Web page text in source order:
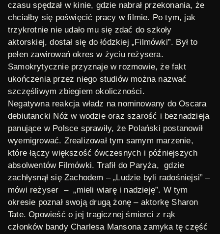
czasu spędzał w kinie, gdzie nabrał przekonania, że
chciałby się poświęcić pracy w filmie. Po tym, jak
trzykrotnie nie udało mu się zdać do szkoły
aktorskiej, dostał się do łódzkiej „Filmówki”. Był to
pełen zawirowań okres w życiu reżysera.
Samokrytycznie przyznaje w rozmowie, że fakt
ukończenia przez niego studiów można nazwać
szczęśliwym zbiegiem okoliczności.
Negatywna reakcja władz na nominowany do Oscara
debiutancki Nóż w wodzie oraz szarość i beznadzieja
panujące w Polsce sprawiły, że Polański postanowił
wyemigrować. Zrealizował tym samym marzenie,
które łączy większość ówczesnych i późniejszych
absolwentów Filmówki. Trafił do Paryża, gdzie
zachłysnął się Zachodem – „Ludzie byli radośniejsi” –
mówi reżyser – „mieli wiarę i nadzieję”. W tym
okresie poznał swoją drugą żonę – aktorkę Sharon
Tate. Opowieść o jej tragicznej śmierci z rąk
członków bandy Charlesa Mansona zamyka tę część